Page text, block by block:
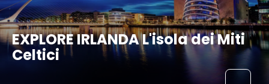
EXPLORE IRLANDA L'isola dei Miti
Celtici